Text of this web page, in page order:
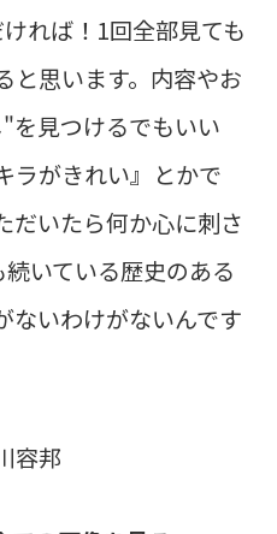
れば！1回全部見ても
と思います。内容やお
を見つけるでもいい
ラがきれい』とかで
だいたら何か心に刺さ
いている歴史のある
ないわけがないんです
容邦